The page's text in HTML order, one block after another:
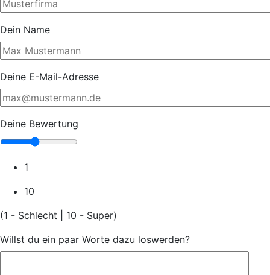
Dein Name
Deine E-Mail-Adresse
Deine Bewertung
1
10
(1 - Schlecht | 10 - Super)
Willst du ein paar Worte dazu loswerden?